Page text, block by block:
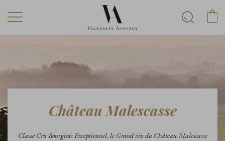
Château Malescasse
Classé Cru Bourgeois Exceptionnel, le Grand vin du Château Malescasse